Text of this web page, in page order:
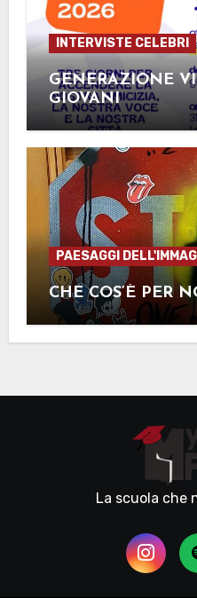
INTERVISTE CELEBRI
GENERAZIONE
GIOVANI
PAESAGGI
CHE COS’È PER
La scuola che